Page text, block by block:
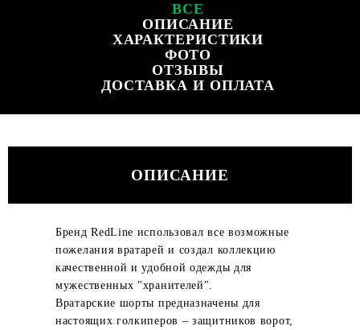
ВСЕ
ОПИСАНИЕ
ХАРАКТЕРИСТИКИ
ФОТО
ОТЗЫВЫ
ДОСТАВКА И ОПЛАТА
ОПИСАНИЕ
Бренд RedLine использовал все возможные
пожелания вратарей и создал коллекцию
качественной и удобной одежды для
мужественных "хранителей".
Вратарские шорты предназначены для
настоящих голкиперов – защитников ворот,